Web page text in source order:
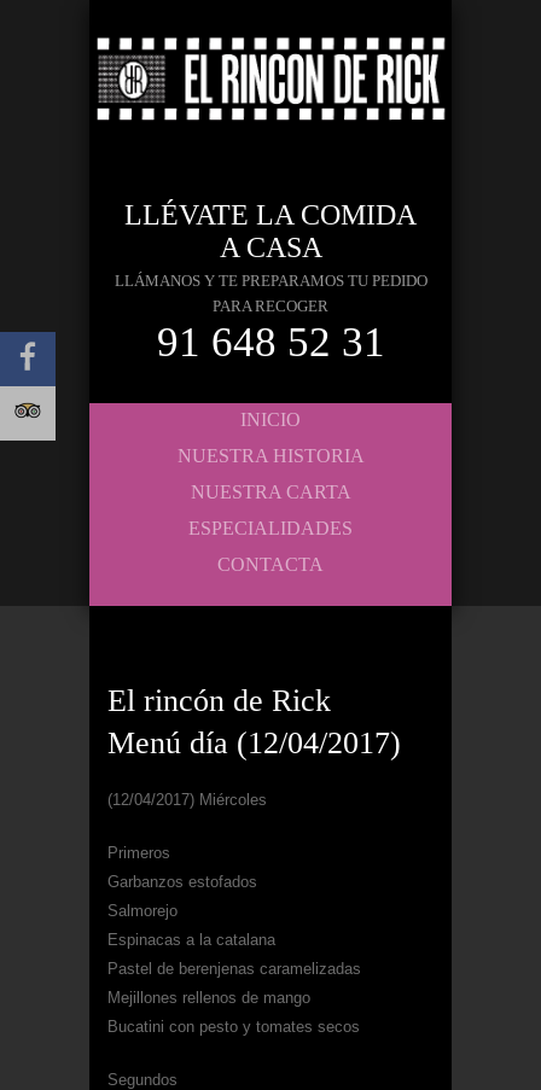
LLÉVATE LA COMIDA
A CASA
LLÁMANOS Y TE PREPARAMOS TU PEDIDO
PARA RECOGER
91 648 52 31
INICIO
NUESTRA HISTORIA
NUESTRA CARTA
ESPECIALIDADES
CONTACTA
El rincón de Rick
Menú día (12/04/2017)
(12/04/2017) Miércoles
Primeros
Garbanzos estofados
Salmorejo
Espinacas a la catalana
Pastel de berenjenas caramelizadas
Mejillones rellenos de mango
Bucatini con pesto y tomates secos
Segundos